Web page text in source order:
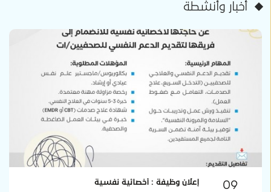
أخبار وأنشطة
09 إعلان وظيفة : أخصائية نفسية